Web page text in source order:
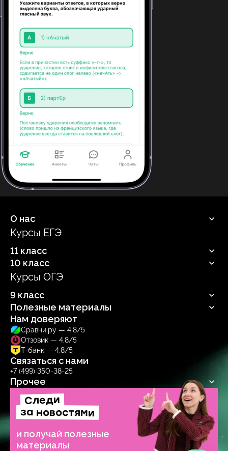
О нас
Продюсерский центр
Курсы ЕГЭ
11 класс
Русский язык
Профильная математика
Информатика
Обществознание
Биология
10 класс
Русский язык
Информатика
Обществознание
Биология
Курсы ОГЭ
9 класс
Русский язык
Полезные материалы
Блог
Учебник
Тренажер
Нам доверяют
Сравни.ру — 4.8/5
Отзовик — 4.8/5
Т-банк — 4.8/5
Связаться с нами
+7 (499) 350-38-25
Прочее
Договор-оферта
Политика обработки
персональных данных
Образовательная лицензия №
Л035‑1271‑78/1277314
Следи
за новостями
и получай полезные
материалы